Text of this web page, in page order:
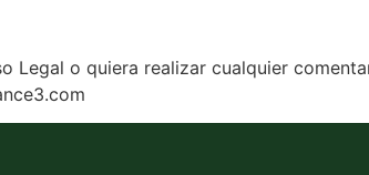
Legal o quiera realizar cualquier